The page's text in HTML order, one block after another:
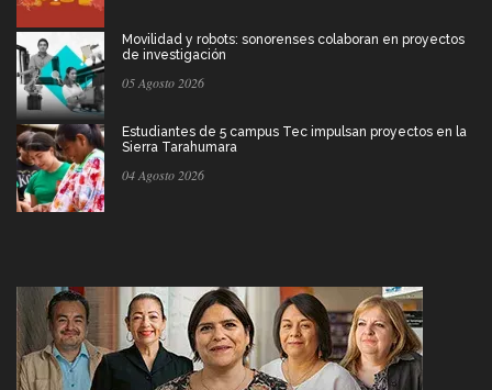
Movilidad y robots: sonorenses colaboran en proyectos
de investigación
05 Agosto 2026
Estudiantes de 5 campus Tec impulsan proyectos en la
Sierra Tarahumara
04 Agosto 2026